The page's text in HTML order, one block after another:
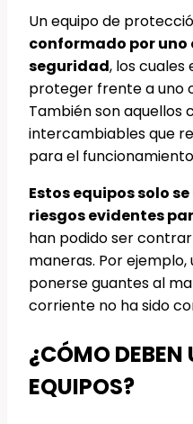
Un equipo de
conformado por uno
seguridad, los cuales
proteger frente a uno
También son aquellos
intercambiables que
para el funcionamiento
Estos equipos solo
riesgos evidentes
han podido ser
maneras. Por
ponerse guantes al
corriente no ha sido
¿CÓMO DEBEN
EQUIPOS?